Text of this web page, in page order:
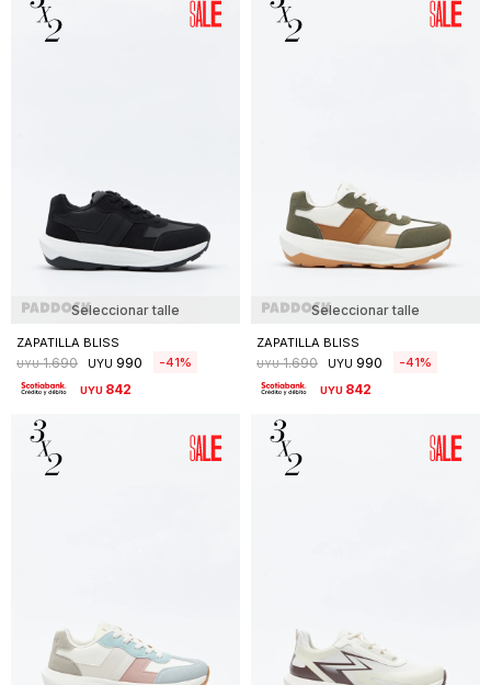
Seleccionar talle
ZAPATILLA BLISS
UYU 1.690 UYU 990 41
UYU 842
Seleccionar talle
ZAPATILLA BLISS
UYU 1.690 UYU 990 41
UYU 842